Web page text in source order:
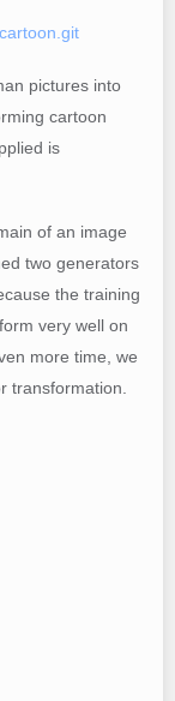
pictures into
cartoon
is
of an image
two generators
the training
very well on
more time, we
transformation.